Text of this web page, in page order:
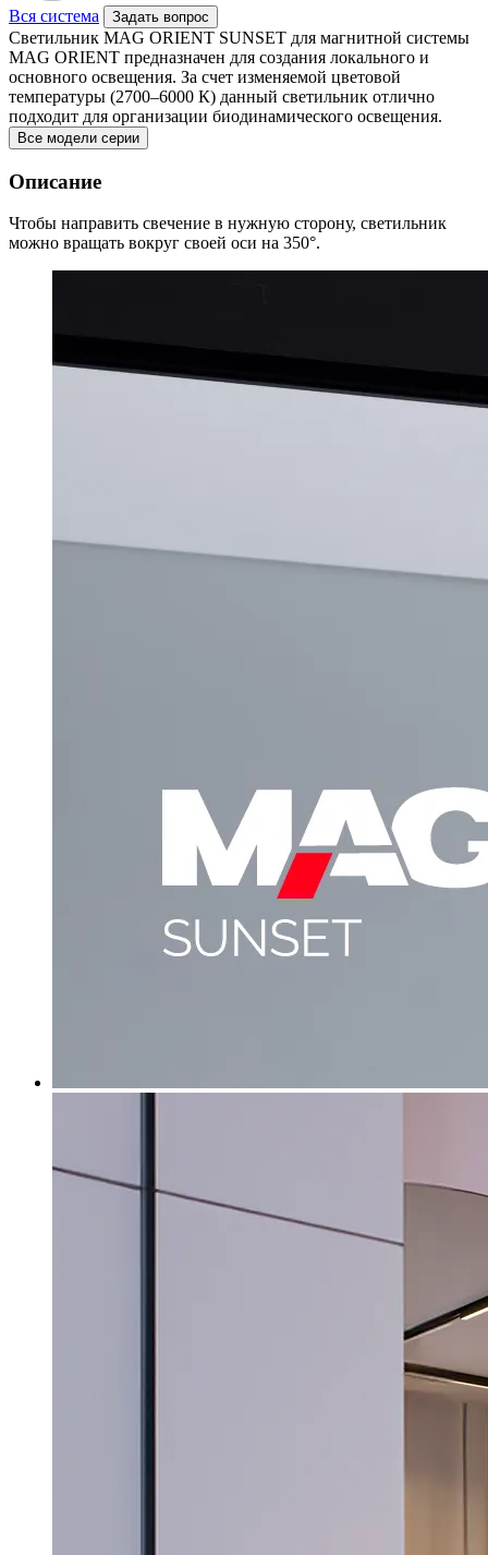
Вся система Задать вопрос
Светильник MAG ORIENT SUNSET для магнитной системы
MAG ORIENT предназначен для создания локального и
основного освещения. За счет изменяемой цветовой
температуры (2700–6000 К) данный светильник отлично
подходит для организации биодинамического освещения.
Все модели серии
Описание
Чтобы направить свечение в нужную сторону, светильник
можно вращать вокруг своей оси на 350°.